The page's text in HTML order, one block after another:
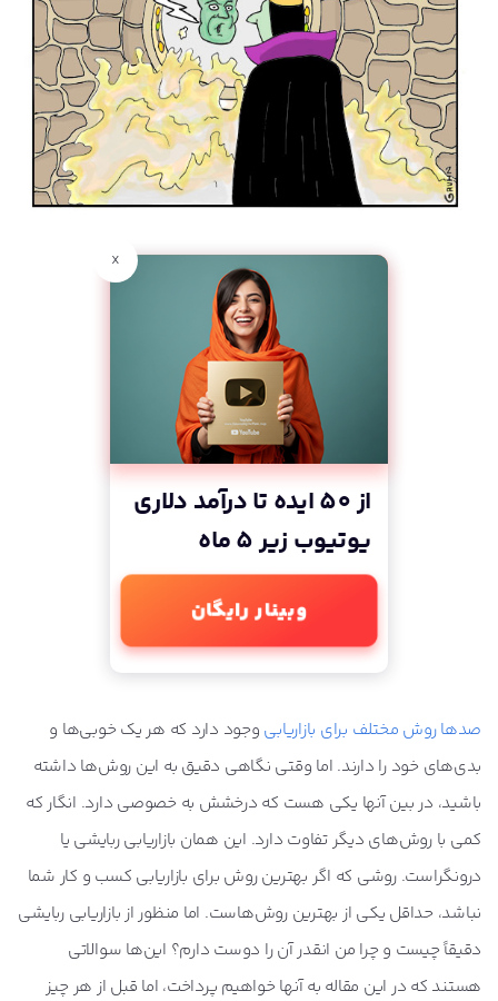
تبدیل کردن مشتری به سرنخ (Convert)
نهایی کردن خرید (Close)
خوشحال کردن مشتری (Delight)
موادی که برای ربایش مشتری لازم دارید!
تحلیل دقیق کاربران
بازاریابی محتوا
بازاریابی شبکه‌های اجتماعی
بهینه‌سازی سایت برای جستجو (سئو)
تبلیغات کلیکی گوگل ادوردز (PPC)
نرم‌افزار مدیریت ارتباط با مشتری (CRM)
بازاریابی ایمیلی / پیامکی
بازاریابی ربایشی را اینگونه آغاز کنید!
x
از 50 ایده تا درآمد دلاری
یوتیوب زیر 5 ماه
وبینار رایگان
صدها روش مختلف برای بازاریابی وجود دارد که هر یک خوبی‌ها و
بدی‌های خود را دارند. اما وقتی نگاهی دقیق به این روش‌ها داشته
باشید، در بین آنها یکی هست که درخشش به خصوصی دارد. انگار که
کمی با روش‌های دیگر تفاوت دارد. این همان بازاریابی ربایشی یا
درونگراست. روشی که اگر بهترین روش برای بازاریابی کسب و کار شما
نباشد، حداقل یکی از بهترین روش‌هاست. اما منظور از بازاریابی ربایشی
دقیقاً چیست و چرا من انقدر آن را دوست دارم؟ این‌ها سوالاتی
هستند که در این مقاله به آنها خواهیم پرداخت، اما قبل از هر چیز